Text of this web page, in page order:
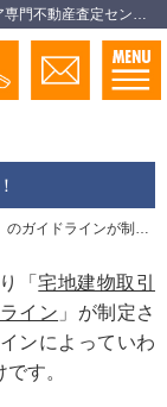
初！「事故物件」のガイドラインが制定！ – 横浜エリア専門不動産査定センター
ガイドラインが制定！
「宅地建物取引
イン 」が制定さ
ンによっていわ
す。